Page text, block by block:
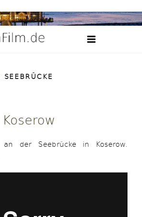
der Insel Rügen
SEEBRÜCKE
an der Seebrücke in Koserow.